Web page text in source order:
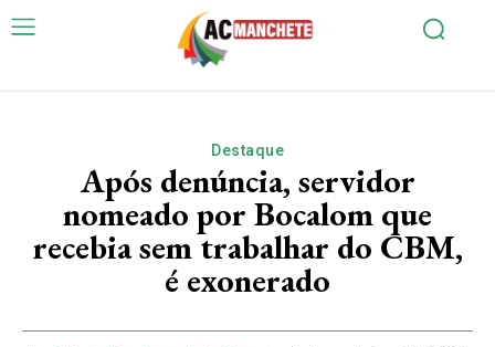
Destaque
Após denúncia, servidor
nomeado por Bocalom que
recebia sem trabalhar do CBM,
é exonerado